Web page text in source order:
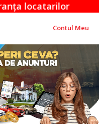
Probleme
Contul Meu